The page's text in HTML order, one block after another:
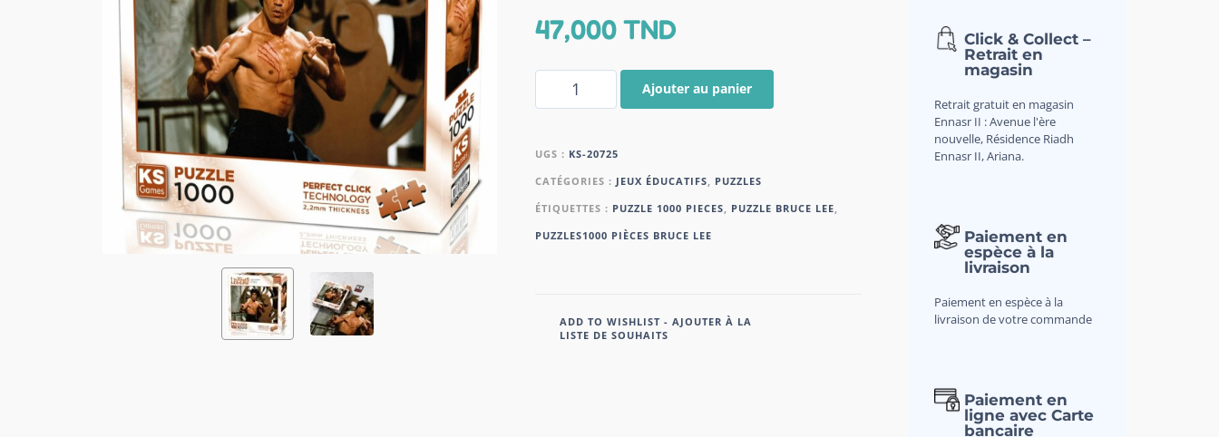
47,000TND
Ajouter au panier
UGS : KS-20725
CATÉGORIES : JEUX ÉDUCATIFS, PUZZLES
ÉTIQUETTES : PUZZLE 1000 PIECES, PUZZLE BRUCE LEE,
PUZZLES1000 PIÈCES BRUCE LEE
ADD TO WISHLIST - AJOUTER À LA
LISTE DE SOUHAITS
Click & Collect –
Retrait en
magasin
Retrait gratuit en magasin
Ennasr II : Avenue l'ère
nouvelle, Résidence Riadh
Ennasr II, Ariana.
Paiement en
espèce à la
livraison
Paiement en espèce à la
livraison de votre commande
Paiement en
ligne avec Carte
bancaire